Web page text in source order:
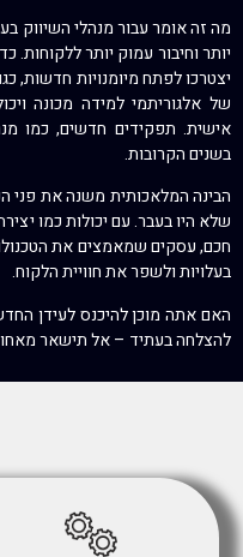
מה זה אומר עבור מנהלי השיווק
יותר וחיבור עמוק יותר ללקוחות.
יצטרכו לפתח מיומנויות חדשות,
של אלגוריתמי למידה מכונה
בשנים הקרובות.
הבינה המלאכותית משנה את פני
שלא היו בעבר. עם יכולות כמו
חכם, עסקים שמאמצים את
בעלויות ולשפר את חוויית הלקוח.
להצלחה בעתיד – אל תישאר